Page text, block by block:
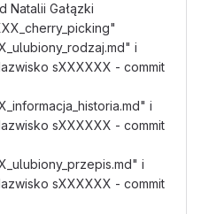
Natalii Gałązki
i
sXXXXXX - commit
i
sXXXXXX - commit
i
sXXXXXX - commit